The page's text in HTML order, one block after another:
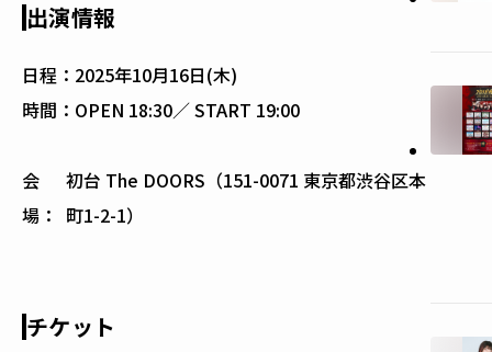
出演情報
日程： 2025年10月16日(木)
時間： OPEN 18:30／ START 19:00
会
場：
初台 The DOORS（151-0071 東京都渋谷区本
町1-2-1）
チケット